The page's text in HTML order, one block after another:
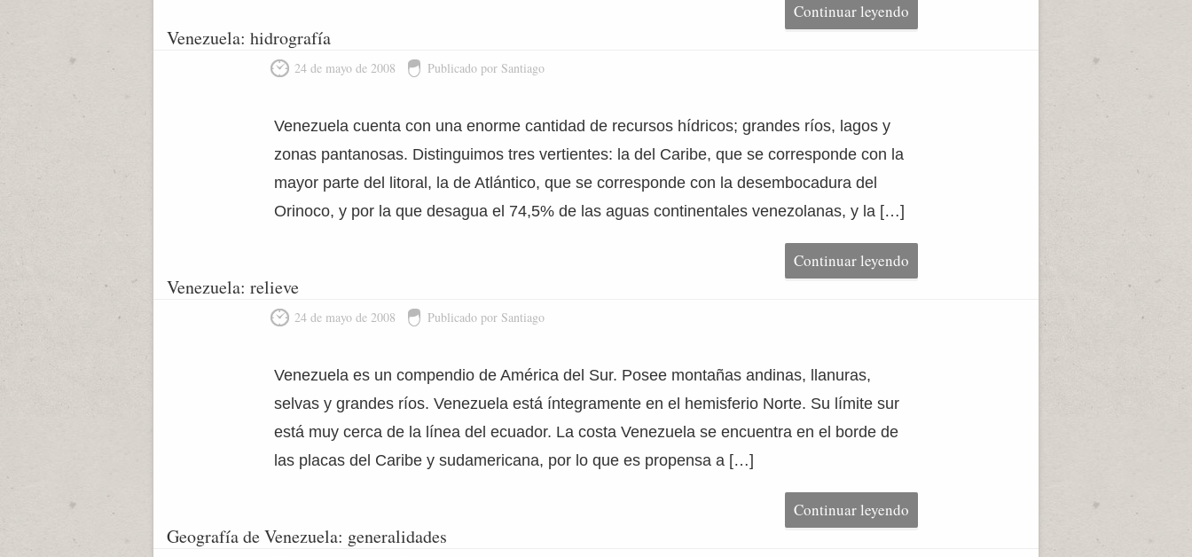
Continuar leyendo
Venezuela: hidrografía
24 de mayo de 2008 Publicado por Santiago
Venezuela cuenta con una enorme cantidad de recursos hídricos; grandes ríos, lagos y
zonas pantanosas. Distinguimos tres vertientes: la del Caribe, que se corresponde con la
mayor parte del litoral, la de Atlántico, que se corresponde con la desembocadura del
Orinoco, y por la que desagua el 74,5% de las aguas continentales venezolanas, y la […]
Continuar leyendo
Venezuela: relieve
24 de mayo de 2008 Publicado por Santiago
Venezuela es un compendio de América del Sur. Posee montañas andinas, llanuras,
selvas y grandes ríos. Venezuela está íntegramente en el hemisferio Norte. Su límite sur
está muy cerca de la línea del ecuador. La costa Venezuela se encuentra en el borde de
las placas del Caribe y sudamericana, por lo que es propensa a […]
Continuar leyendo
Geografía de Venezuela: generalidades